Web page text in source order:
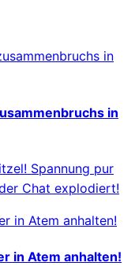
in
Spannung pur
Chat explodiert!
in Atem anhalten!